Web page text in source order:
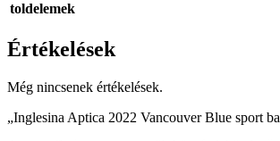
toldelemek
Értékelések
Még nincsenek értékelések.
„Inglesina Aptica 2022 Vancouver Blue sport